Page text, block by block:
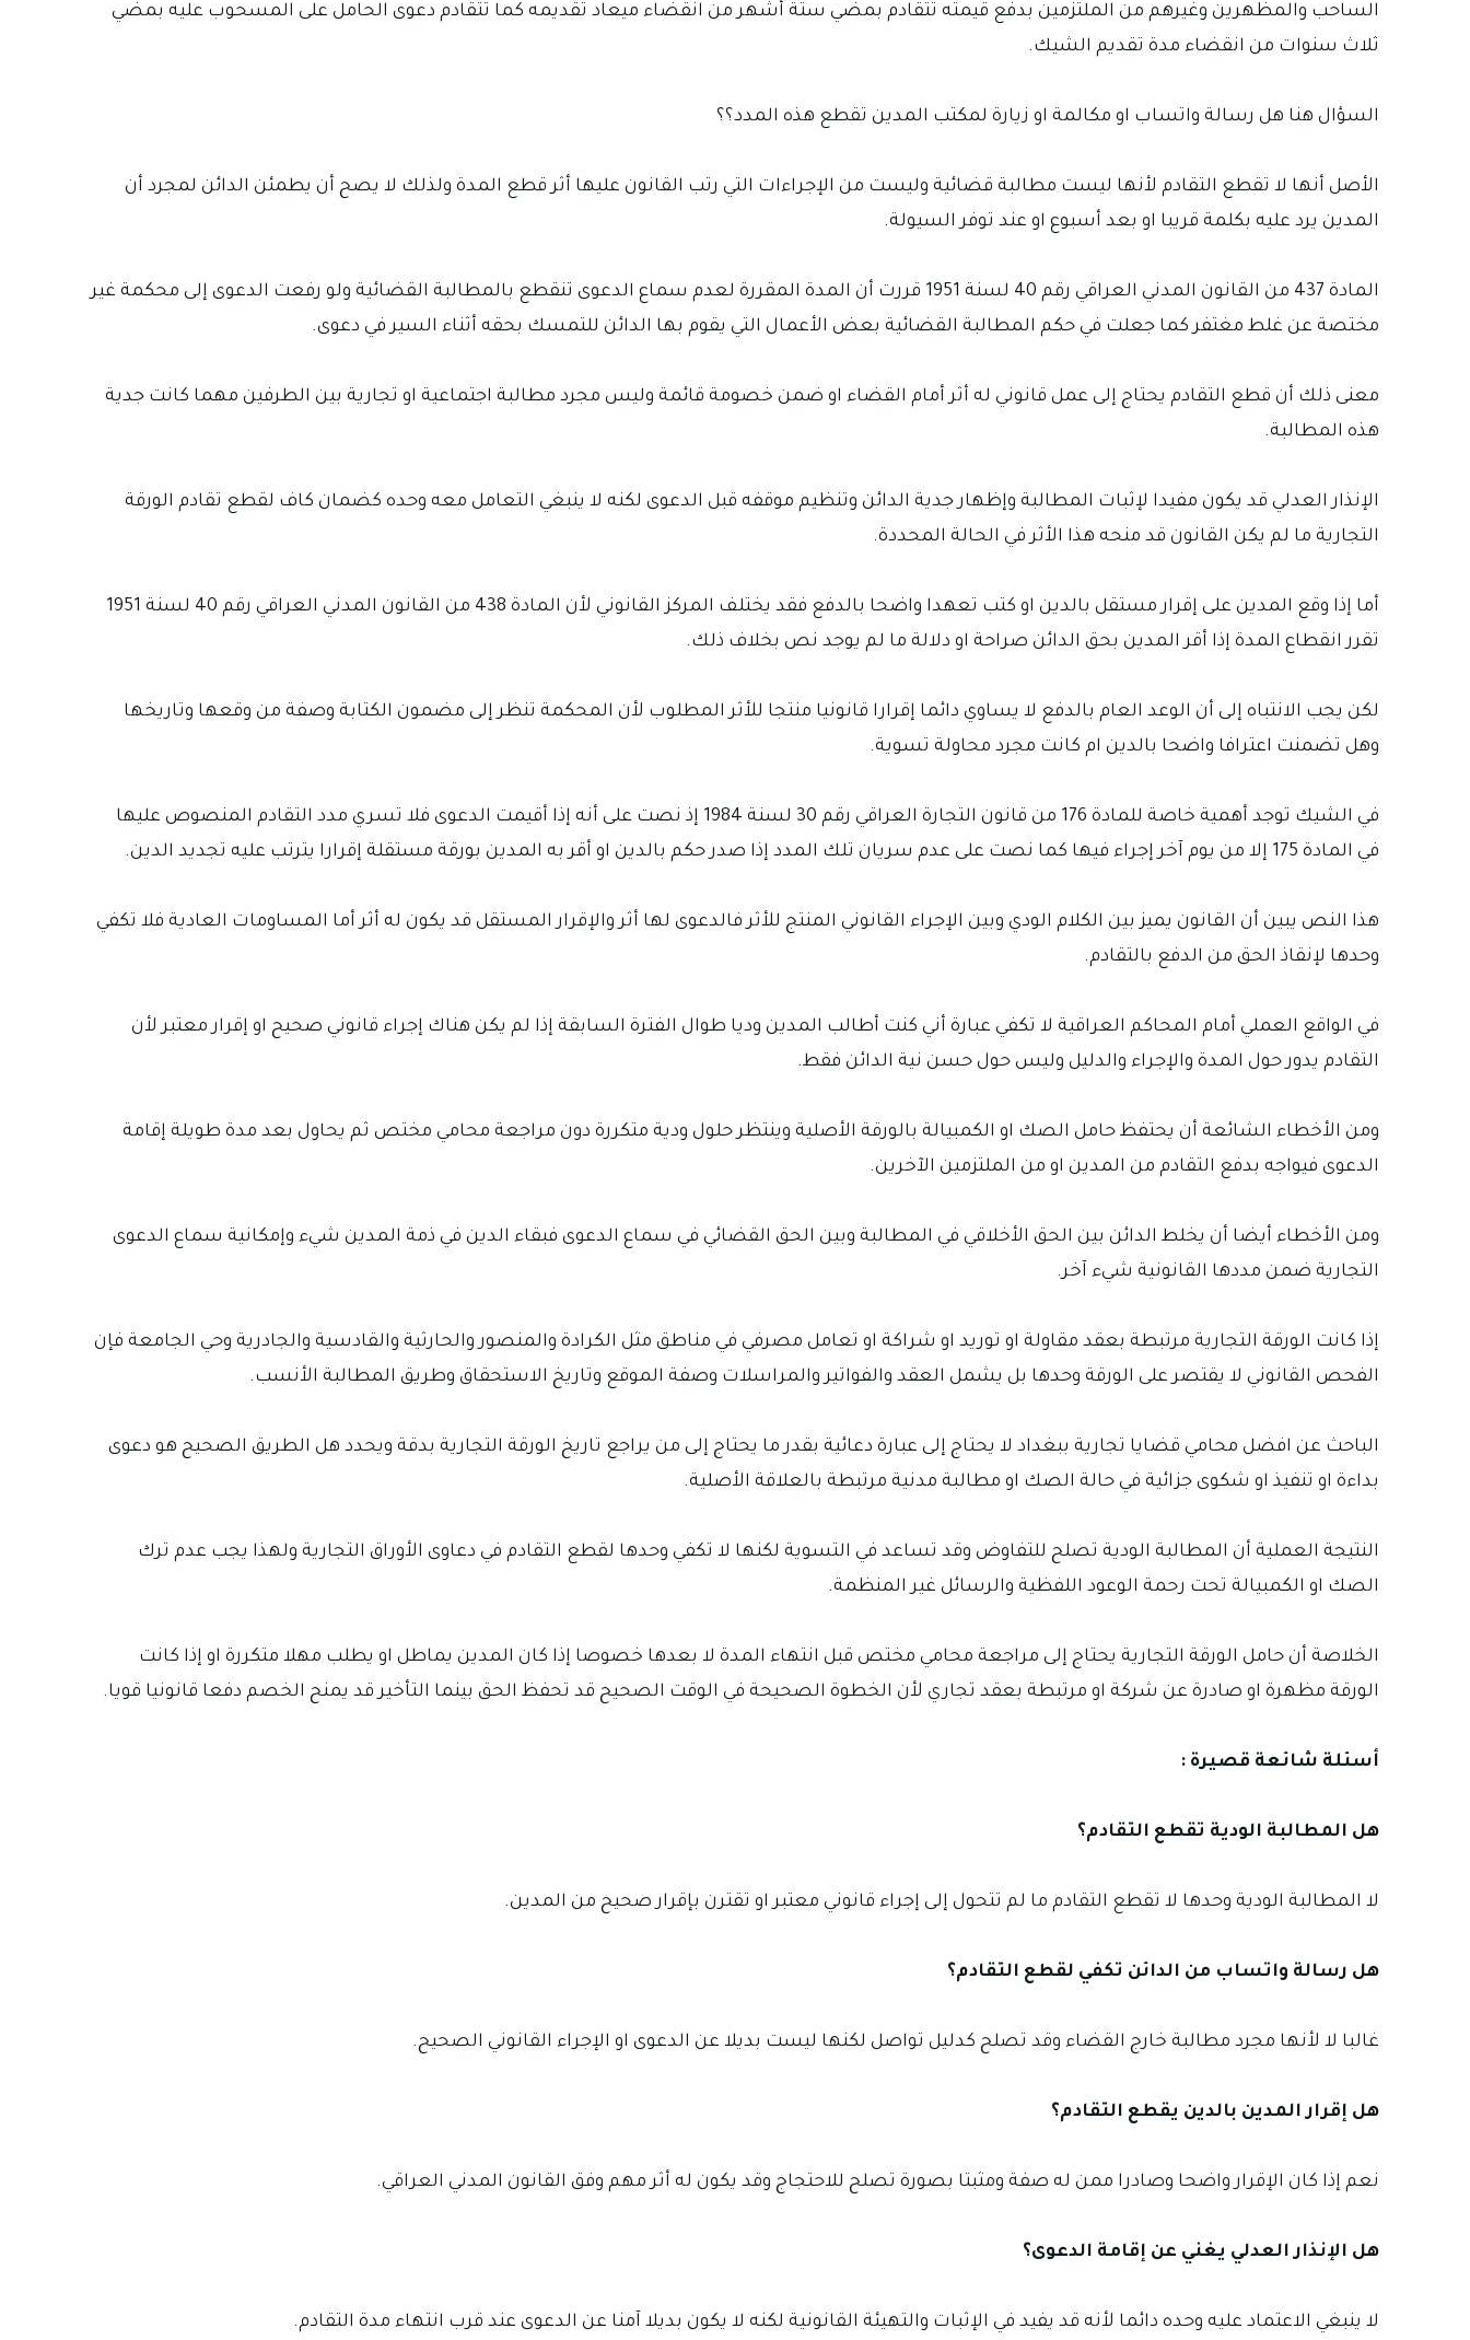
الساحب والمظهرين وغيرهم من الملتزمين بدفع قيمته تتقادم بمضي ستة أشهر من انقضاء ميعاد تقديمه كما تتقادم دعوى الحامل على المسحوب عليه بمضي
ثلاث سنوات من انقضاء مدة تقديم الشيك.
السؤال هنا هل رسالة واتساب او مكالمة او زيارة لمكتب المدين تقطع هذه المدد؟؟
الأصل أنها لا تقطع التقادم لأنها ليست مطالبة قضائية وليست من الإجراءات التي رتب القانون عليها أثر قطع المدة ولذلك لا يصح أن يطمئن الدائن لمجرد أن
المدين يرد عليه بكلمة قريبا او بعد أسبوع او عند توفر السيولة.
المادة 437 من القانون المدني العراقي رقم 40 لسنة 1951 قررت أن المدة المقررة لعدم سماع الدعوى تنقطع بالمطالبة القضائية ولو رفعت الدعوى إلى محكمة غير
مختصة عن غلط مغتفر كما جعلت في حكم المطالبة القضائية بعض الأعمال التي يقوم بها الدائن للتمسك بحقه أثناء السير في دعوى.
معنى ذلك أن قطع التقادم يحتاج إلى عمل قانوني له أثر أمام القضاء او ضمن خصومة قائمة وليس مجرد مطالبة اجتماعية او تجارية بين الطرفين مهما كانت جدية
هذه المطالبة.
الإنذار العدلي قد يكون مفيدا لإثبات المطالبة وإظهار جدية الدائن وتنظيم موقفه قبل الدعوى لكنه لا ينبغي التعامل معه وحده كضمان كاف لقطع تقادم الورقة
التجارية ما لم يكن القانون قد منحه هذا الأثر في الحالة المحددة.
أما إذا وقع المدين على إقرار مستقل بالدين او كتب تعهدا واضحا بالدفع فقد يختلف المركز القانوني لأن المادة 438 من القانون المدني العراقي رقم 40 لسنة 1951
تقرر انقطاع المدة إذا أقر المدين بحق الدائن صراحة او دلالة ما لم يوجد نص بخلاف ذلك.
لكن يجب الانتباه إلى أن الوعد العام بالدفع لا يساوي دائما إقرارا قانونيا منتجا للأثر المطلوب لأن المحكمة تنظر إلى مضمون الكتابة وصفة من وقعها وتاريخها
وهل تضمنت اعترافا واضحا بالدين ام كانت مجرد محاولة تسوية.
في الشيك توجد أهمية خاصة للمادة 176 من قانون التجارة العراقي رقم 30 لسنة 1984 إذ نصت على أنه إذا أقيمت الدعوى فلا تسري مدد التقادم المنصوص عليها
في المادة 175 إلا من يوم آخر إجراء فيها كما نصت على عدم سريان تلك المدد إذا صدر حكم بالدين او أقر به المدين بورقة مستقلة إقرارا يترتب عليه تجديد الدين.
هذا النص يبين أن القانون يميز بين الكلام الودي وبين الإجراء القانوني المنتج للأثر فالدعوى لها أثر والإقرار المستقل قد يكون له أثر أما المساومات العادية فلا تكفي
وحدها لإنقاذ الحق من الدفع بالتقادم.
في الواقع العملي أمام المحاكم العراقية لا تكفي عبارة أني كنت أطالب المدين وديا طوال الفترة السابقة إذا لم يكن هناك إجراء قانوني صحيح او إقرار معتبر لأن
التقادم يدور حول المدة والإجراء والدليل وليس حول حسن نية الدائن فقط.
ومن الأخطاء الشائعة أن يحتفظ حامل الصك او الكمبيالة بالورقة الأصلية وينتظر حلول ودية متكررة دون مراجعة محامي مختص ثم يحاول بعد مدة طويلة إقامة
الدعوى فيواجه بدفع التقادم من المدين او من الملتزمين الآخرين.
ومن الأخطاء أيضا أن يخلط الدائن بين الحق الأخلاقي في المطالبة وبين الحق القضائي في سماع الدعوى فبقاء الدين في ذمة المدين شيء وإمكانية سماع الدعوى
التجارية ضمن مددها القانونية شيء آخر.
إذا كانت الورقة التجارية مرتبطة بعقد مقاولة او توريد او شراكة او تعامل مصرفي في مناطق مثل الكرادة والمنصور والحارثية والقادسية والجادرية وحي الجامعة فإن
الفحص القانوني لا يقتصر على الورقة وحدها بل يشمل العقد والفواتير والمراسلات وصفة الموقع وتاريخ الاستحقاق وطريق المطالبة الأنسب.
الباحث عن افضل محامي قضايا تجارية ببغداد لا يحتاج إلى عبارة دعائية بقدر ما يحتاج إلى من يراجع تاريخ الورقة التجارية بدقة ويحدد هل الطريق الصحيح هو دعوى
بداءة او تنفيذ او شكوى جزائية في حالة الصك او مطالبة مدنية مرتبطة بالعلاقة الأصلية.
النتيجة العملية أن المطالبة الودية تصلح للتفاوض وقد تساعد في التسوية لكنها لا تكفي وحدها لقطع التقادم في دعاوى الأوراق التجارية ولهذا يجب عدم ترك
الصك او الكمبيالة تحت رحمة الوعود اللفظية والرسائل غير المنظمة.
الخلاصة أن حامل الورقة التجارية يحتاج إلى مراجعة محامي مختص قبل انتهاء المدة لا بعدها خصوصا إذا كان المدين يماطل او يطلب مهلا متكررة او إذا كانت
الورقة مظهرة او صادرة عن شركة او مرتبطة بعقد تجاري لأن الخطوة الصحيحة في الوقت الصحيح قد تحفظ الحق بينما التأخير قد يمنح الخصم دفعا قانونيا قويا.
أسئلة شائعة قصيرة :
هل المطالبة الودية تقطع التقادم؟
لا المطالبة الودية وحدها لا تقطع التقادم ما لم تتحول إلى إجراء قانوني معتبر او تقترن بإقرار صحيح من المدين.
هل رسالة واتساب من الدائن تكفي لقطع التقادم؟
غالبا لا لأنها مجرد مطالبة خارج القضاء وقد تصلح كدليل تواصل لكنها ليست بديلا عن الدعوى او الإجراء القانوني الصحيح.
هل إقرار المدين بالدين يقطع التقادم؟
نعم إذا كان الإقرار واضحا وصادرا ممن له صفة ومثبتا بصورة تصلح للاحتجاج وقد يكون له أثر مهم وفق القانون المدني العراقي.
هل الإنذار العدلي يغني عن إقامة الدعوى؟
لا ينبغي الاعتماد عليه وحده دائما لأنه قد يفيد في الإثبات والتهيئة القانونية لكنه لا يكون بديلا آمنا عن الدعوى عند قرب انتهاء مدة التقادم.